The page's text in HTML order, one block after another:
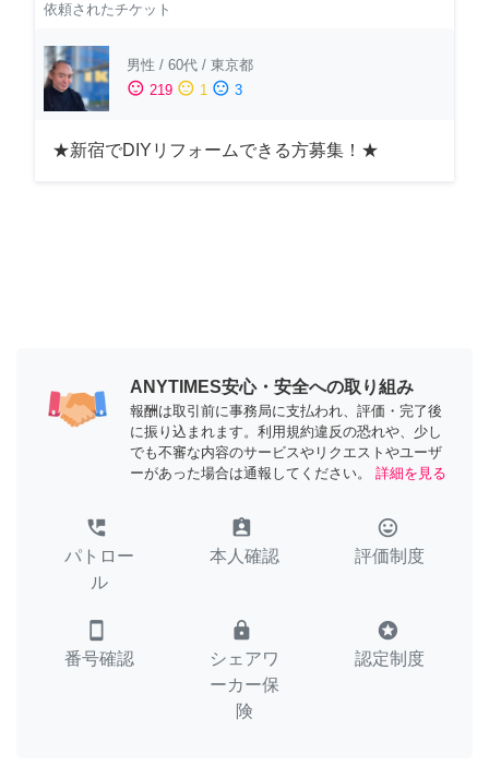
依頼されたチケット
男性 / 60代 / 東京都
sentiment_satisfied 219 sentiment_neutral 1 sentiment_dissatisfied 3
★新宿でDIYリフォームできる方募集！★
ANYTIMES安心・安全への取り組み
報酬は取引前に事務局に支払われ、評価・完了後
に振り込まれます。利用規約違反の恐れや、少し
でも不審な内容のサービスやリクエストやユーザ
ーがあった場合は通報してください。
詳細を見る
perm_phone_msg
パトロー
ル
assignment_ind
本人確認
tag_faces
評価制度
smartphone
番号確認
lock
シェアワ
ーカー保
険
stars
認定制度